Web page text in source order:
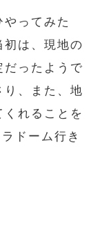
ってみた
初は、現地の
ったようで
、また、地
れることを
ドーム行き